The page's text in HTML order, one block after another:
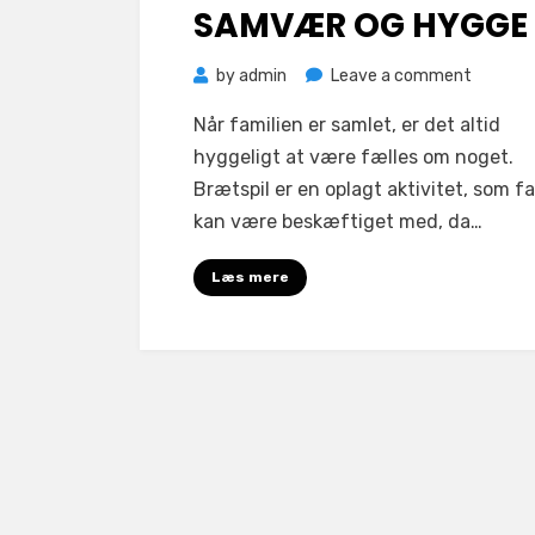
SAMVÆR OG HYGGE
byadmin Leave a comment
er
lig
med
samvær
Når familien er samlet, er det altid
hyggeligt at være fælles om noget.
Brætspil er en oplagt aktivitet, som
kan være beskæftiget med, da…
Læs mere